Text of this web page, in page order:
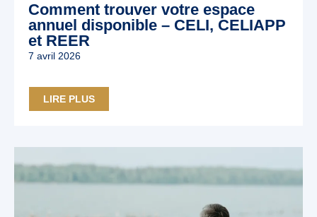
Comment trouver votre espace
annuel disponible – CELI, CELIAPP
et REER
7 avril 2026
LIRE PLUS